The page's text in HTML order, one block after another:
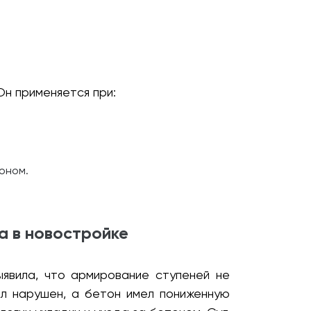
применяется при:
в новостройке
что армирование ступеней не
нарушен, а бетон имел пониженную